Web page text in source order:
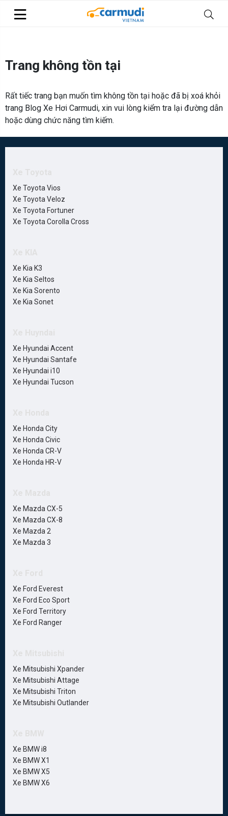
Trang không tồn tại
Rất tiếc trang bạn muốn tìm không tồn tại hoặc đã bị xoá khỏi
trang Blog Xe Hơi Carmudi, xin vui lòng kiểm tra lại đường dẫn
hoặc dùng chức năng tìm kiếm.
Xe Toyota Vios
Xe Toyota Veloz
Xe Toyota Fortuner
Xe Toyota Corolla Cross
Xe Kia K3
Xe Kia Seltos
Xe Kia Sorento
Xe Kia Sonet
Xe Hyundai Accent
Xe Hyundai Santafe
Xe Hyundai i10
Xe Hyundai Tucson
Xe Honda City
Xe Honda Civic
Xe Honda CR-V
Xe Honda HR-V
Xe Mazda CX-5
Xe Mazda CX-8
Xe Mazda 2
Xe Mazda 3
Xe Ford Everest
Xe Ford Eco Sport
Xe Ford Territory
Xe Ford Ranger
Xe Mitsubishi Xpander
Xe Mitsubishi Attage
Xe Mitsubishi Triton
Xe Mitsubishi Outlander
Xe BMW i8
Xe BMW X1
Xe BMW X5
Xe BMW X6